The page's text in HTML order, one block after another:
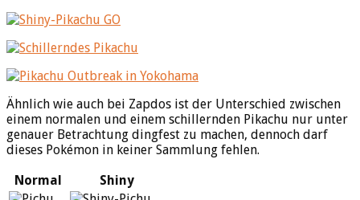
Ähnlich wie auch bei Zapdos ist der Unterschied zwischen
einem normalen und einem schillernden Pikachu nur unter
genauer Betrachtung dingfest zu machen, dennoch darf
dieses Pokémon in keiner Sammlung fehlen.
Normal
Shiny